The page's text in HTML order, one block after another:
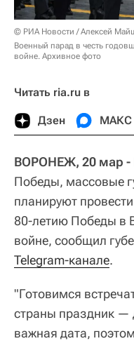
© РИА Новости / Алексей
Военный парад в честь
войне. Архивное фото
Читать ria.ru в
Дзен МАКС
ВОРОНЕЖ, 20 мар -
Победы, массовые
планируют
80-летию Победы в
войне, сообщил
Telegram-канале.
"Готовимся
страны праздник
важная дата,